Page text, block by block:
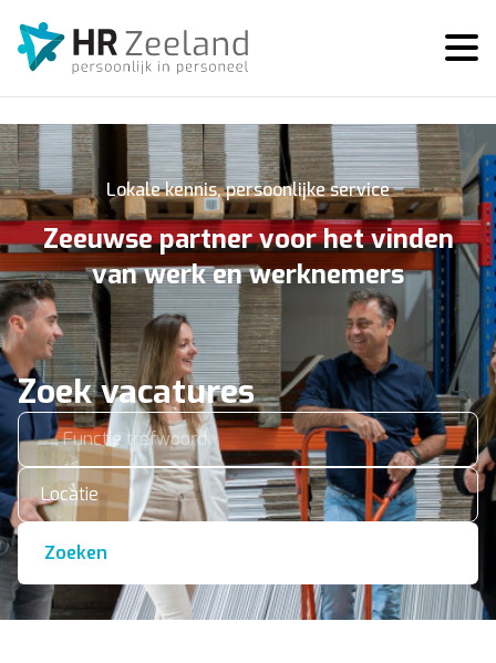
Lokale kennis, persoonlijke service
Zeeuwse partner voor het vinden
van werk en werknemers
Zoek vacatures
Locatie
Zoeken